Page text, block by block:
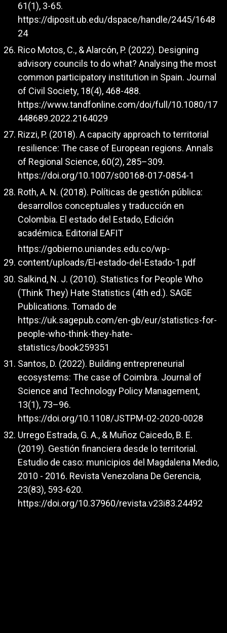
61(1), 3-65.
https://diposit.ub.edu/dspace/handle/2445/1648
24
Rico Motos, C., & Alarcón, P. (2022). Designing
advisory councils to do what? Analysing the most
common participatory institution in Spain. Journal
of Civil Society, 18(4), 468-488.
https://www.tandfonline.com/doi/full/10.1080/17
448689.2022.2164029
Rizzi, P. (2018). A capacity approach to territorial
resilience: The case of European regions. Annals
of Regional Science, 60(2), 285–309.
https://doi.org/10.1007/s00168-017-0854-1
Roth, A. N. (2018). Políticas de gestión pública:
desarrollos conceptuales y traducción en
Colombia. El estado del Estado, Edición
académica. Editorial EAFIT
https://gobierno.uniandes.edu.co/wp-
content/uploads/El-estado-del-Estado-1.pdf
Salkind, N. J. (2010). Statistics for People Who
(Think They) Hate Statistics (4th ed.). SAGE
Publications. Tomado de
https://uk.sagepub.com/en-gb/eur/statistics-for-
people-who-think-they-hate-
statistics/book259351
Santos, D. (2022). Building entrepreneurial
ecosystems: The case of Coimbra. Journal of
Science and Technology Policy Management,
13(1), 73–96.
https://doi.org/10.1108/JSTPM-02-2020-0028
Urrego Estrada, G. A., & Muñoz Caicedo, B. E.
(2019). Gestión financiera desde lo territorial.
Estudio de caso: municipios del Magdalena Medio,
2010 - 2016. Revista Venezolana De Gerencia,
23(83), 593-620.
https://doi.org/10.37960/revista.v23i83.24492